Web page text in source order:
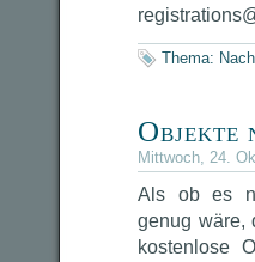
Thema:
Objekte
Mittwoch, 24.
Als ob es
genug wäre,
kostenlose